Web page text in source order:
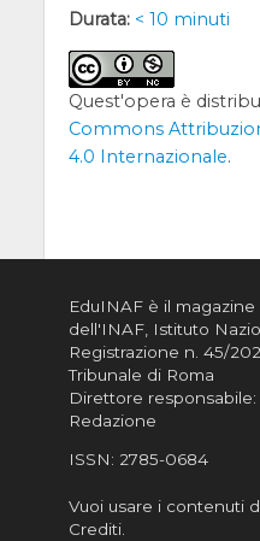
Durata: < 10 minuti
Quest'opera è
Commons
4.0 Internazionale.
EduINAF è il
dell'INAF, Istituto
Registrazione n. 45/
Tribunale di Roma
Direttore responsabile:
Redazione
ISSN: 2785-0684
Vuoi usare i contenuti
Crediti.